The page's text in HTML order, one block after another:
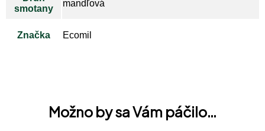
smotany
mandľová
Značka Ecomil
Možno by sa Vám páčilo…